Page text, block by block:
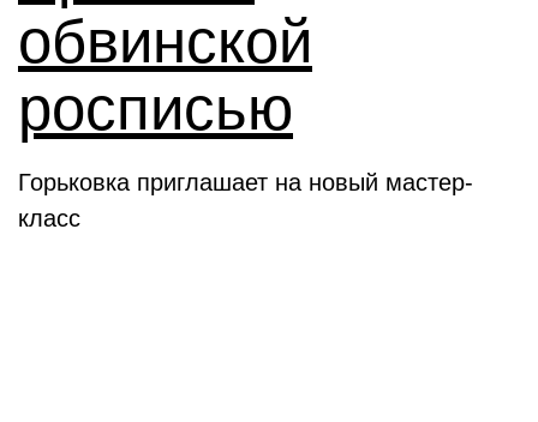
обвинской
росписью
Горьковка приглашает на новый мастер-
класс